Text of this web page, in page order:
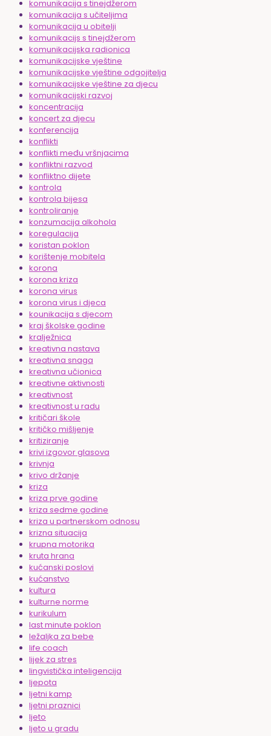
komunikacija s tinejdžerom
komunikacija s učiteljima
komunikacija u obitelji
komunikacijs s tinejdžerom
komunikacijska radionica
komunikacijske vještine
komunikacijske vještine odgojitelja
komunikacijske vještine za djecu
komunikacijski razvoj
koncentracija
koncert za djecu
konferencija
konflikti
konflikti među vršnjacima
konfliktni razvod
konfliktno dijete
kontrola
kontrola bijesa
kontroliranje
konzumacija alkohola
koregulacija
koristan poklon
korištenje mobitela
korona
korona kriza
korona virus
korona virus i djeca
kounikacija s djecom
kraj školske godine
kralježnica
kreativna nastava
kreativna snaga
kreativna učionica
kreativne aktivnosti
kreativnost
kreativnost u radu
kritičari škole
kritičko mišljenje
kritiziranje
krivi izgovor glasova
krivnja
krivo držanje
kriza
kriza prve godine
kriza sedme godine
kriza u partnerskom odnosu
krizna situacija
krupna motorika
kruta hrana
kućanski poslovi
kućanstvo
kultura
kulturne norme
kurikulum
last minute poklon
ležaljka za bebe
life coach
lijek za stres
lingvistička inteligencija
ljepota
ljetni kamp
ljetni praznici
ljeto
ljeto u gradu